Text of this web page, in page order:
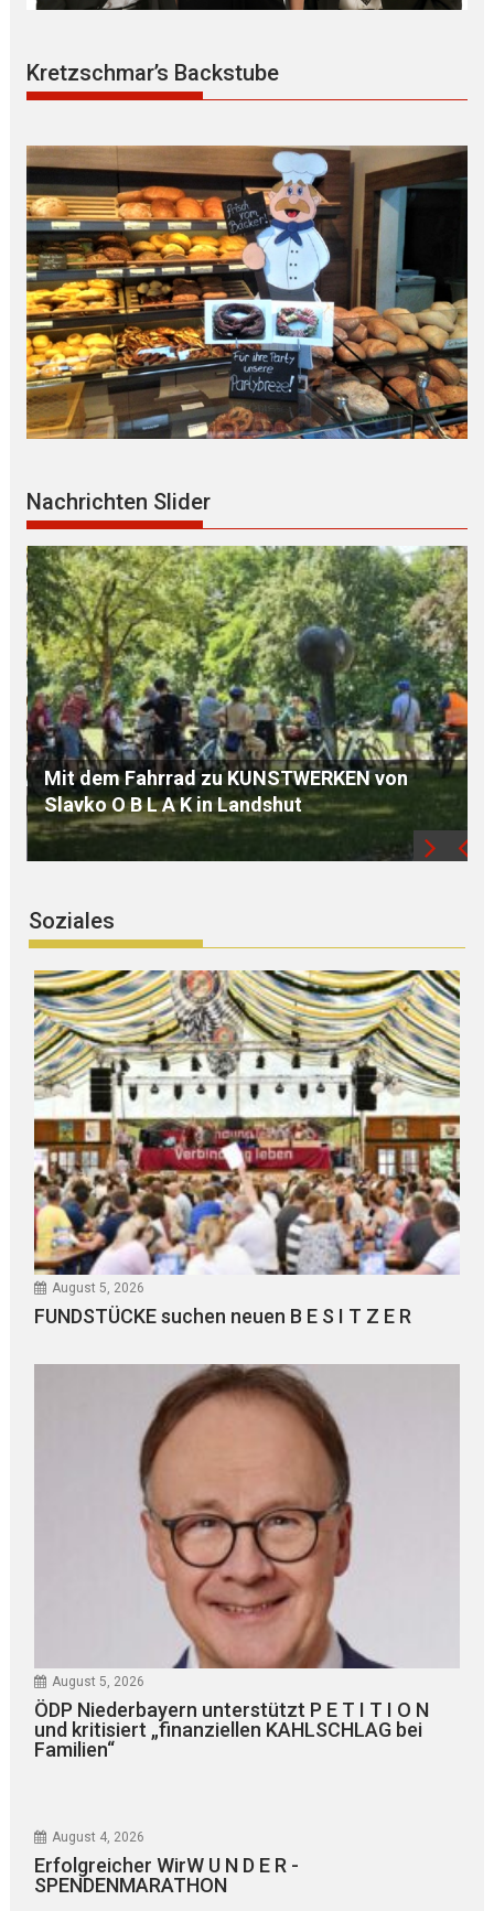
Kretzschmar’s Backstube
Nachrichten Slider
ÖDP Niederbayern unterstützt P E T I T I O
und kritisiert „finanziellen KAHLSCHLAG
Familien“
Soziales
August 5, 2026
FUNDSTÜCKE suchen neuen B E S I T Z E R
August 5, 2026
ÖDP Niederbayern unterstützt P E T I T I O N
und kritisiert „finanziellen KAHLSCHLAG bei
Familien“
August 4, 2026
Erfolgreicher WirW U N D E R -
SPENDENMARATHON